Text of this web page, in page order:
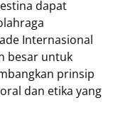
dapat
Internasional
besar untuk
prinsip
dan etika yang